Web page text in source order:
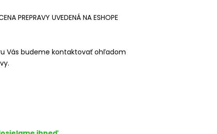
PREPRAVY UVEDENÁ NA ESHOPE
Vás budeme kontaktovať ohľadom